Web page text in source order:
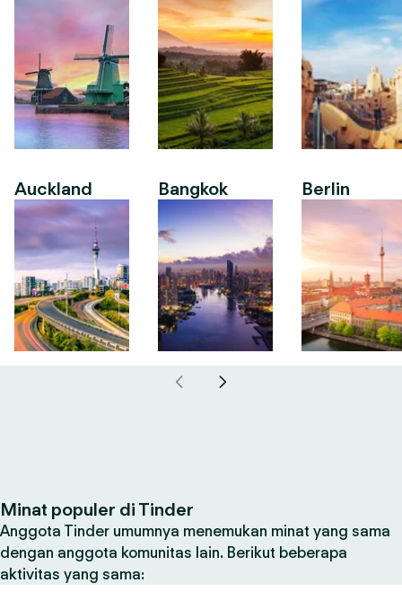
Auckland Bangkok Berlin
Minat populer di Tinder
Anggota Tinder umumnya menemukan minat yang sama
dengan anggota komunitas lain. Berikut beberapa
aktivitas yang sama: